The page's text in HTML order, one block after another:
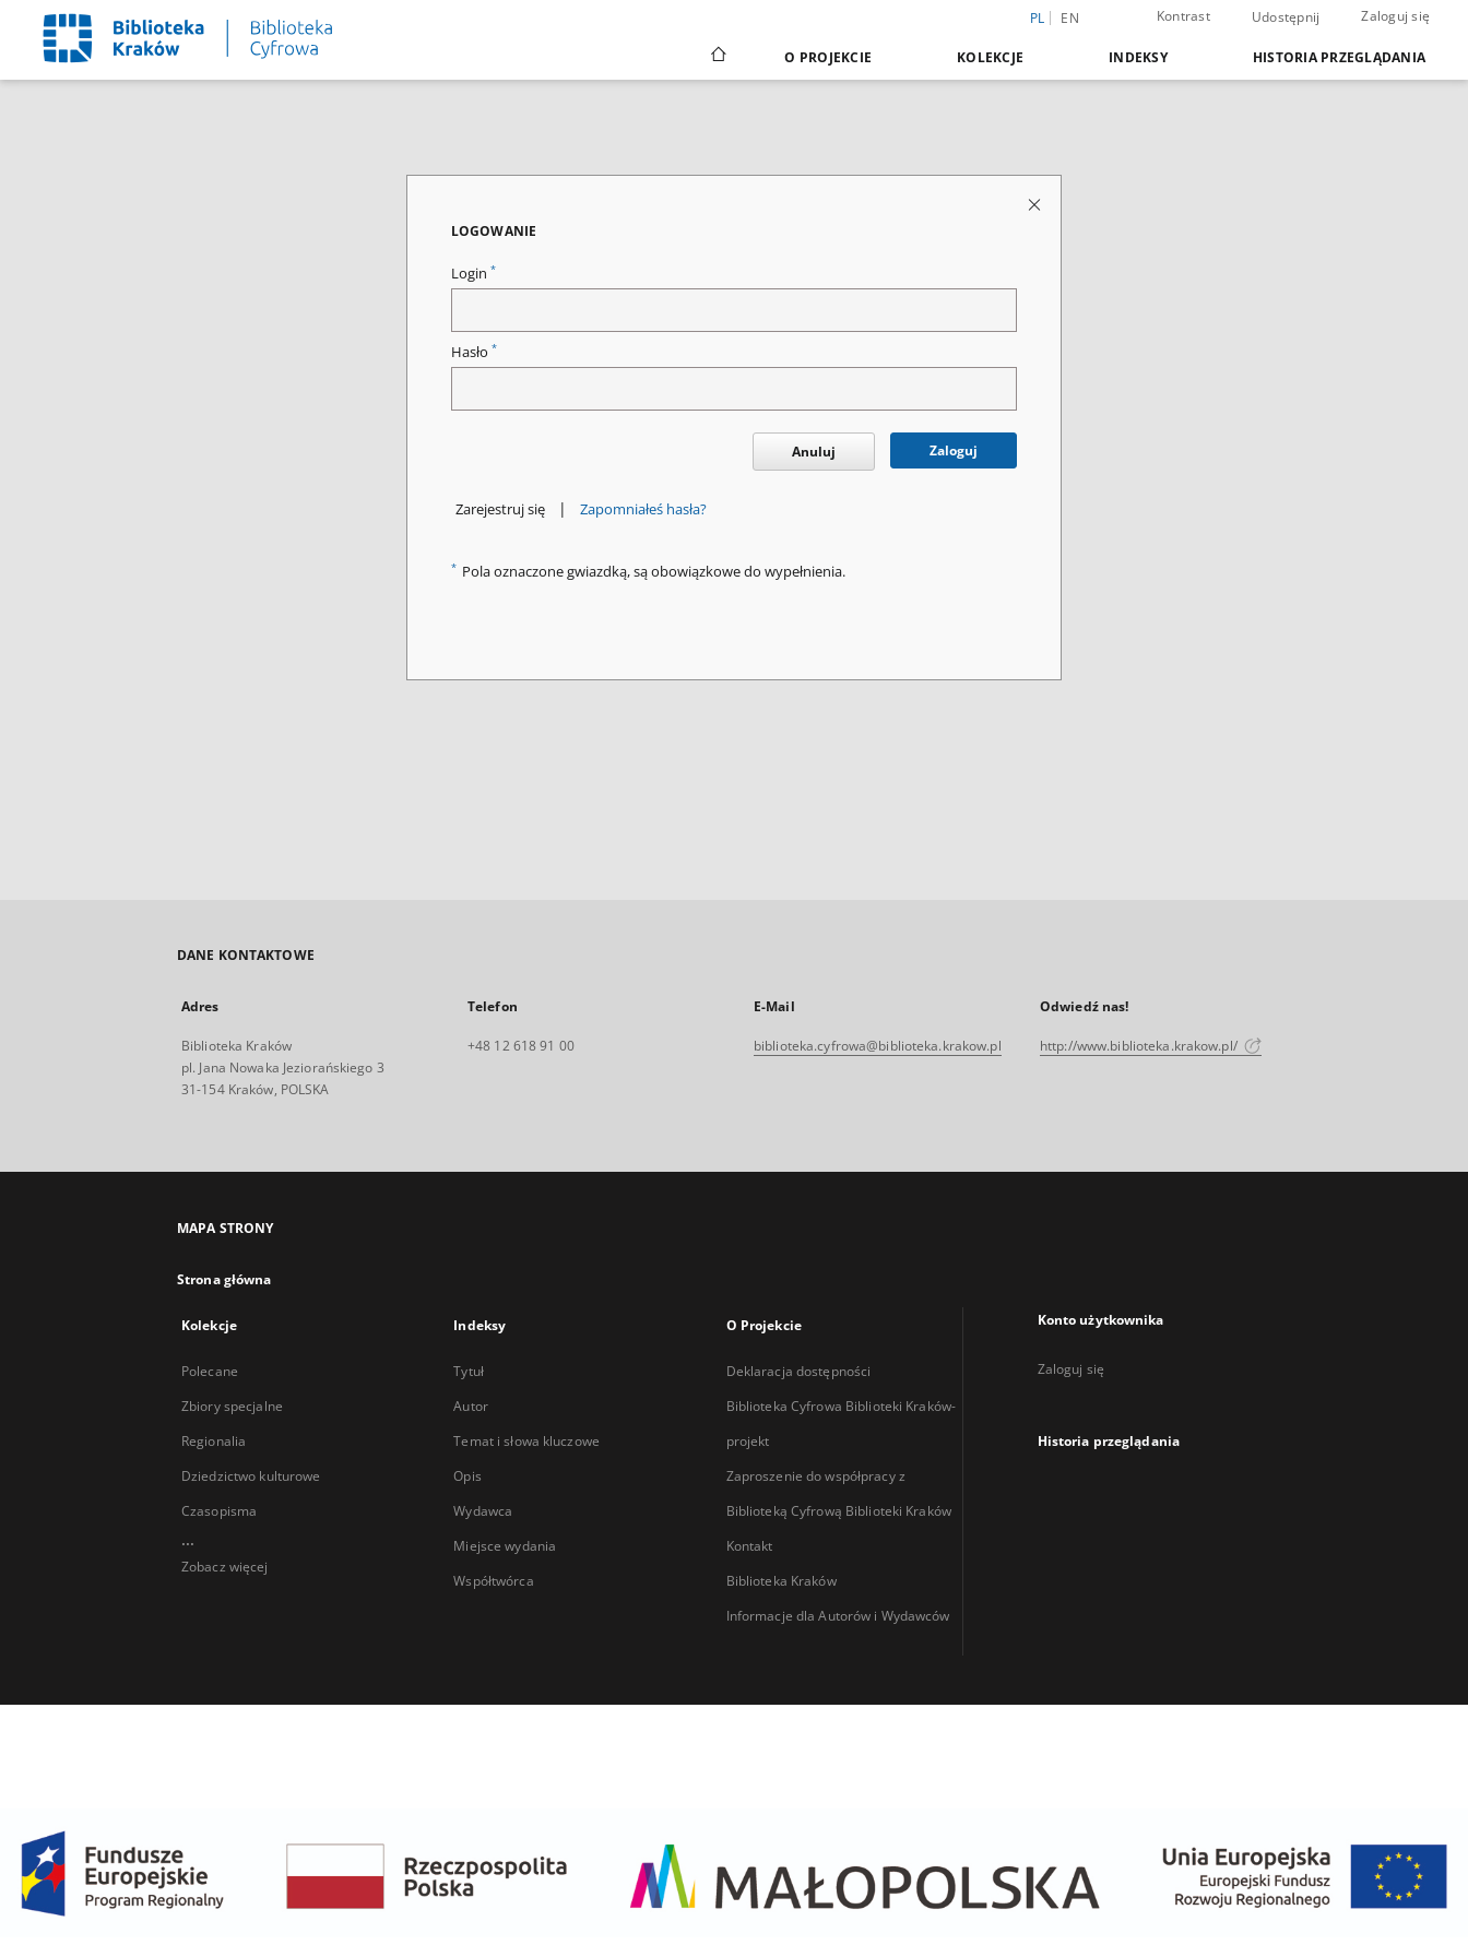
PL EN Kontrast Udostępnij Zaloguj się
O PROJEKCIE KOLEKCJE INDEKSY HISTORIA PRZEGLĄDANIA
LOGOWANIE
Login *
Hasło *
Anuluj Zaloguj
Zarejestruj się | Zapomniałeś hasła?
* Pola oznaczone gwiazdką, są obowiązkowe do wypełnienia.
DANE KONTAKTOWE
Adres
Biblioteka Kraków
pl. Jana Nowaka Jeziorańskiego 3
31-154 Kraków, POLSKA
Telefon
+48 12 618 91 00
E-Mail
biblioteka.cyfrowa@biblioteka.krakow.pl
Odwiedź nas!
http://www.biblioteka.krakow.pl/
MAPA STRONY
Strona główna
Kolekcje
Polecane
Zbiory specjalne
Regionalia
Dziedzictwo kulturowe
Czasopisma
...
Zobacz więcej
Indeksy
Tytuł
Autor
Temat i słowa kluczowe
Opis
Wydawca
Miejsce wydania
Współtwórca
O Projekcie
Deklaracja dostępności
Biblioteka Cyfrowa Biblioteki Kraków-
projekt
Zaproszenie do współpracy z
Biblioteką Cyfrową Biblioteki Kraków
Kontakt
Biblioteka Kraków
Informacje dla Autorów i Wydawców
Konto użytkownika
Zaloguj się
Historia przeglądania